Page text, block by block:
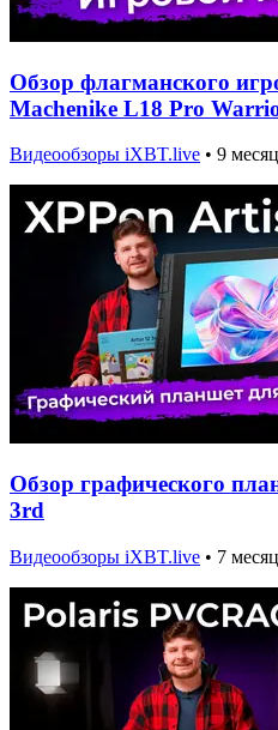
Обзор флагманского
Machenike L18 Pro
Видеообзоры iXBT.live • 9
Обзор графического
3rd
Видеообзоры iXBT.live • 7